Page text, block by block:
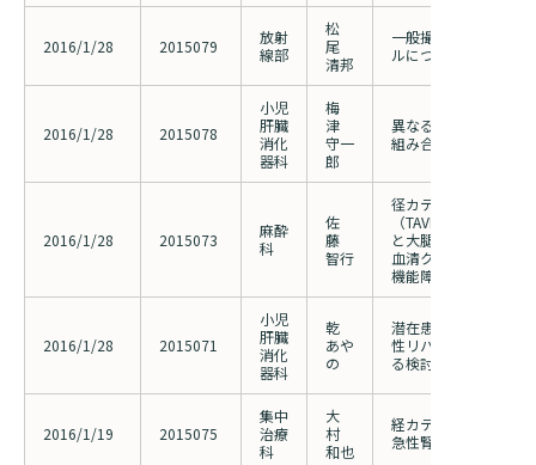
フロアマップ
院内施設のご案内
東部病院の就労支援サービス
診断書等文書のお申込みについて
診療記録（カルテ）の開示について
人材開発センター
当院退職後のカルテ閲覧手続きについて
当院退職後のカルテ閲覧手続き
診療予約
予約変更・確認
ご相談・お問い合わせ
プライバシーポリシー
2016/1/28 2015079
放射
線部
松
尾
清邦
一般撮影における症
ルについて 第2報
2016/1/28 2015078
小児
肝臓
消化
器科
梅
津
守一
郎
異なる遺伝子型由来
組み合わせた予防接
2016/1/28 2015073
麻酔
科
佐
藤
智行
径カテーテル大動脈
（TAVI）における心
と大腿動脈アプロー
血清クレアチニン値
機能障害の後ろ向き
2016/1/28 2015071
小児
肝臓
消化
器科
乾
あや
の
潜在患者集団におけ
性リパーゼ欠損症の
る検討
2016/1/19 2015075
集中
治療
科
大
村
和也
経カテーテル的大動
急性腎障害の検討